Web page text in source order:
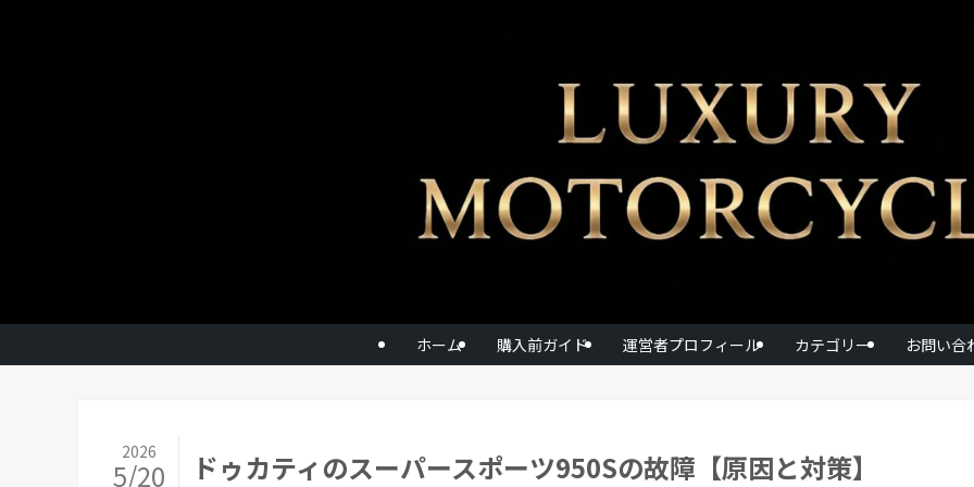
ホーム 購入前ガイド 運営者プロフィール カテゴリー お問い合
ドゥカティのスーパースポーツ950Sの故障【原因と対策】
2026
5/20